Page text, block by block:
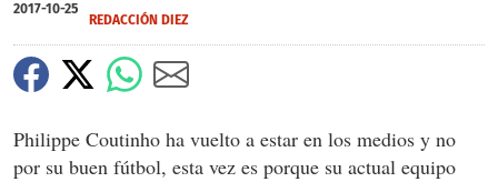
2017-10-25
REDACCIÓN DIEZ
Philippe Coutinho ha vuelto a estar en los medios y no
por su buen fútbol, esta vez es porque su actual equipo